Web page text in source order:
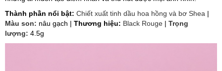
Thành phần nổi bật: Chiết xuất tinh dầu hoa hồng và bơ Shea |
Màu son: nâu gạch | Thương hiệu: Black Rouge | Trọng
lượng: 4.5g